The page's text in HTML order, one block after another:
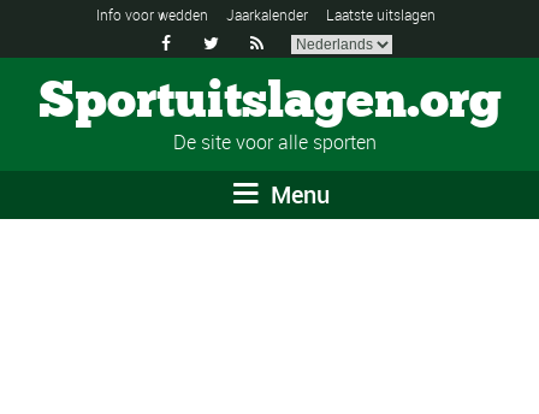
Info voor wedden Jaarkalender Laatste uitslagen
  
Sportuitslagen.org
De site voor alle sporten
Menu